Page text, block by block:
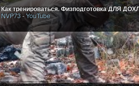
Как тренироваться. Физподготовка ДЛЯ
NVP73-YouTube